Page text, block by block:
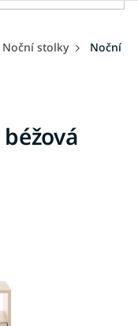
Noční stolky
Noční